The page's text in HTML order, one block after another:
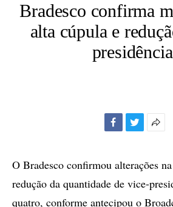
Bradesco confirma
alta cúpula e
O Bradesco confirmou alterações
redução da quantidade de vice-
quatro, conforme antecipou o